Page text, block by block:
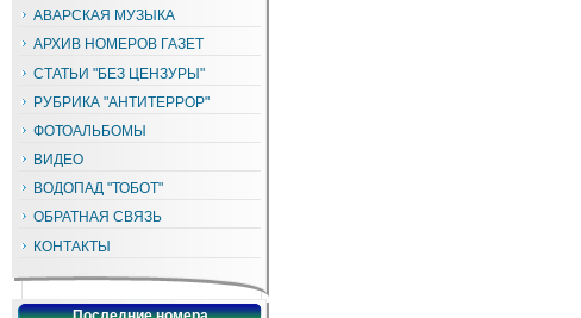
АВАРСКАЯ МУЗЫКА
АРХИВ НОМЕРОВ ГАЗЕТ
СТАТЬИ "БЕЗ ЦЕНЗУРЫ"
РУБРИКА "АНТИТЕРРОР"
ФОТОАЛЬБОМЫ
ВИДЕО
ВОДОПАД "ТОБОТ"
ОБРАТНАЯ СВЯЗЬ
КОНТАКТЫ